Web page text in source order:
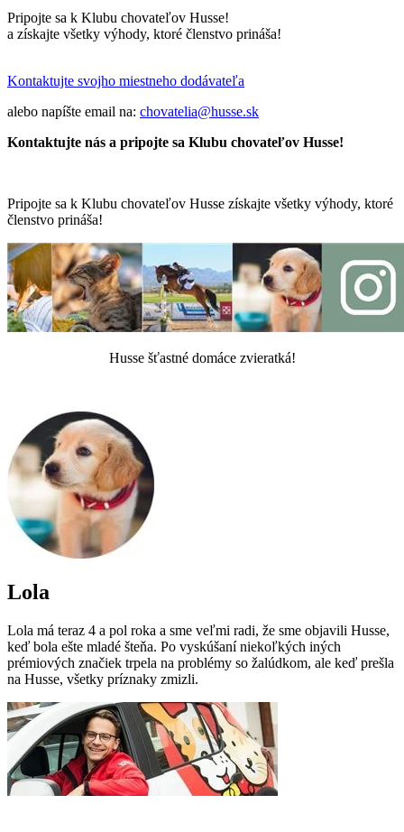
Pripojte sa k Klubu chovateľov Husse!
a získajte všetky výhody, ktoré členstvo prináša!
Kontaktujte svojho miestneho dodávateľa
alebo napíšte email na: chovatelia@husse.sk
Kontaktujte nás a pripojte sa Klubu chovateľov Husse!
Pripojte sa k Klubu chovateľov Husse získajte všetky výhody, ktoré
členstvo prináša!
Husse šťastné domáce zvieratká!
Lola
Lola má teraz 4 a pol roka a sme veľmi radi, že sme objavili Husse,
keď bola ešte mladé šteňa. Po vyskúšaní niekoľkých iných
prémiových značiek trpela na problémy so žalúdkom, ale keď prešla
na Husse, všetky príznaky zmizli.